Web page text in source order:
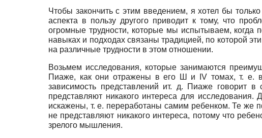
Чтобы закончить с этим введением, я хотел бы
аспекта в пользу другого приводит к тому, что
огромные трудности, которые мы испытываем, когда
навыках и подходах связаны традицией, по которой
на различные трудности в этом отношении.
Возьмем исследования, которые занимаются
Пиаже, как они отражены вeгo Ш и IV томах, т. е.
зависимость представлений ит. д. Пиаже говорит
представляют никакого интереса для
искажены, т. е. переработаны самим ребенком. Те же
не представляют никакого интереса, потому что
зрелого мышления.